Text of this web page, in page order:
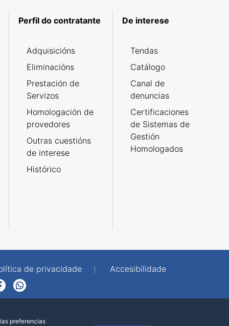
Perfil do contratante
Adquisicións
Eliminacións
Prestación de
Servizos
Homologación de
provedores
Outras cuestións
de interese
Histórico
De interese
Tendas
Catálogo
Canal de
denuncias
Certificaciones
de Sistemas de
Gestión
Homologados
de privacidade
Accesibilidade
preferencias